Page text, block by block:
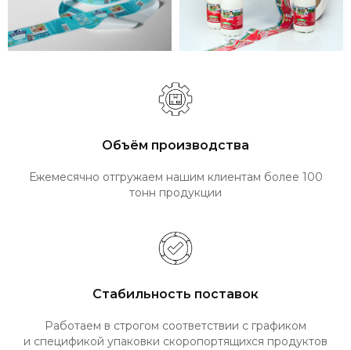
Объём производства
Ежемесячно отгружаем нашим клиентам более 100
тонн продукции
Стабильность поставок
Работаем в строгом соответствии с графиком
и спецификой упаковки скоропортящихся продуктов